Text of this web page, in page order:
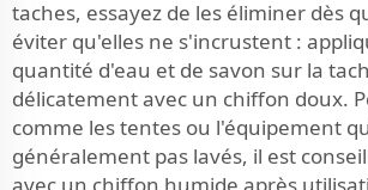
taches, essayez de les éliminer dès
éviter qu'elles ne s'incrustent :
quantité d'eau et de savon sur la
délicatement avec un chiffon doux.
comme les tentes ou l'équipement
généralement pas lavés, il est